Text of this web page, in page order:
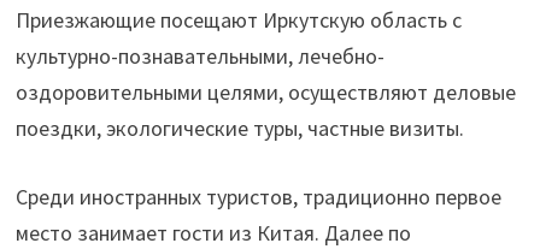
Приезжающие посещают Иркутскую область с
культурно-познавательными, лечебно-
оздоровительными целями, осуществляют деловые
поездки, экологические туры, частные визиты.
Среди иностранных туристов, традиционно первое
место занимает гости из Китая. Далее по